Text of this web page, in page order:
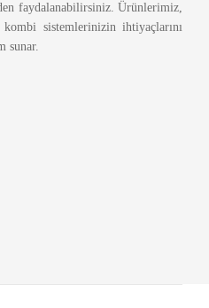
faydalanabilirsiniz. Ürünlerimiz,
sistemlerinizin ihtiyaçlarını
sunar.